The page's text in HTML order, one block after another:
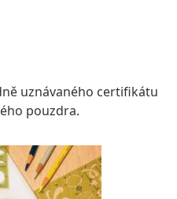
uznávaného certifikátu
pouzdra.